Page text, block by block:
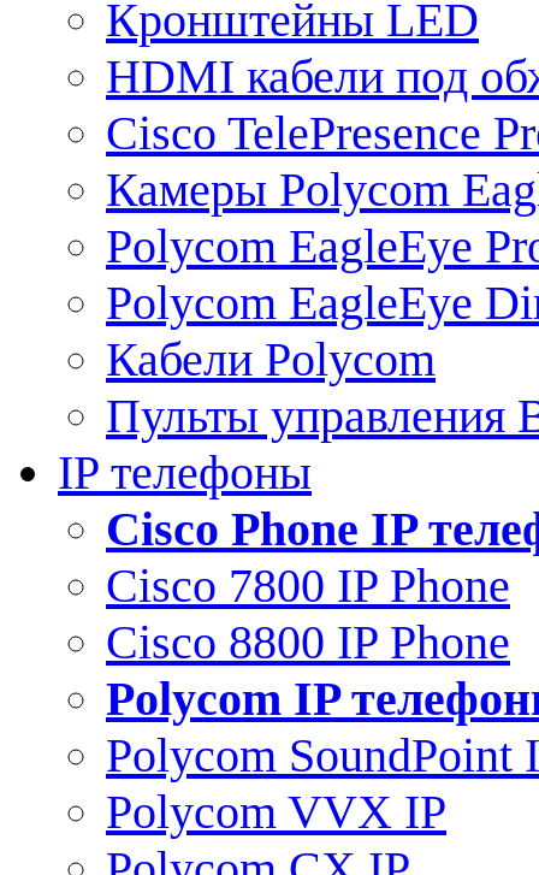
Кронштейны LED
HDMI кабели под
Cisco TelePresence
Камеры Polycom
Polycom EagleEye
Polycom EagleEye
Кабели Polycom
Пульты управления
IP телефоны
Сisco Phone IP
Cisco 7800 IP Phone
Cisco 8800 IP Phone
Polycom IP
Polycom SoundPoint
Polycom VVX IP